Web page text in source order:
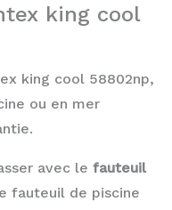
king cool
king cool 58802np,
ou en mer
avec le fauteuil
fauteuil de piscine